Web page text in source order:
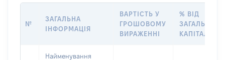
№
ЗАГАЛЬНА
ІНФОРМАЦІЯ
ВАРТІСТЬ У
ГРОШОВОМУ
ВИРАЖЕННІ
% ВІД
ЗАГАЛЬНОГО
КАПІТАЛУ
Найменування